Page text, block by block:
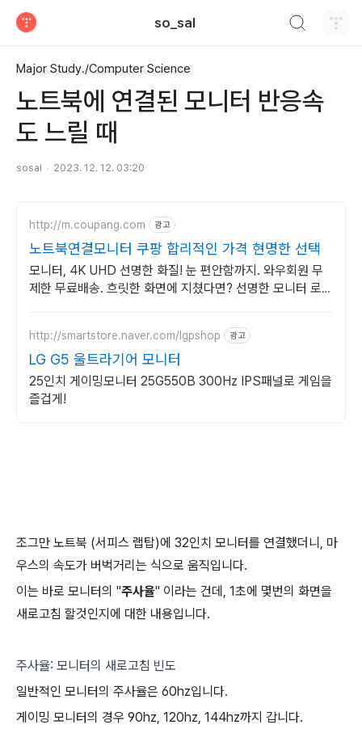
so_sal
Major Study./Computer Science
노트북에 연결된 모니터 반응속
도 느릴 때
sosal 2023. 12. 12. 03:20
http://m.coupang.com 광고
노트북연결모니터 쿠팡 합리적인 가격 현명한 선택
모니터, 4K UHD 선명한 화질! 눈 편안함까지. 와우회원 무
제한 무료배송. 흐릿한 화면에 지쳤다면? 선명한 모니터 로켓
http://smartstore.naver.com/lgpshop 광고
LG G5 울트라기어 모니터
25인치 게이밍모니터 25G550B 300Hz IPS패널로 게임을
즐겁게!
조그만 노트북 (서피스 랩탑)에 32인치 모니터를 연결했더니, 마
우스의 속도가 버벅거리는 식으로 움직입니다.
이는 바로 모니터의 "주사율" 이라는 건데, 1초에 몇번의 화면을
새로고침 할것인지에 대한 내용입니다.
주사율: 모니터의 새로고침 빈도
일반적인 모니터의 주사율은 60hz입니다.
게이밍 모니터의 경우 90hz, 120hz, 144hz까지 갑니다.